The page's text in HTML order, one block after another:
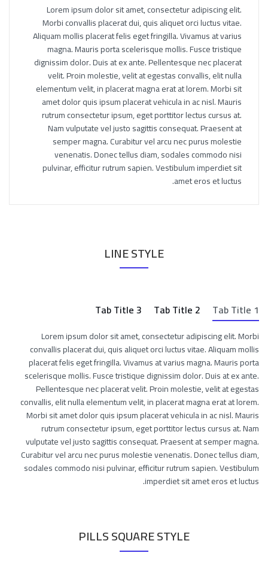
Lorem ipsum dolor sit amet, consectetur adipiscing elit.
Morbi convallis placerat dui, quis aliquet orci luctus vitae.
Aliquam mollis placerat felis eget fringilla. Vivamus at varius
magna. Mauris porta scelerisque mollis. Fusce tristique
dignissim dolor. Duis at ex ante. Pellentesque nec placerat
velit. Proin molestie, velit at egestas convallis, elit nulla
elementum velit, in placerat magna erat at lorem. Morbi sit
amet dolor quis ipsum placerat vehicula in ac nisl. Mauris
rutrum consectetur ipsum, eget porttitor lectus cursus at.
Nam vulputate vel justo sagittis consequat. Praesent at
semper magna. Curabitur vel arcu nec purus molestie
venenatis. Donec tellus diam, sodales commodo nisi
pulvinar, efficitur rutrum sapien. Vestibulum imperdiet sit
amet eros et luctus.
LINE STYLE
Tab Title 1
Tab Title 2
Tab Title 3
Lorem ipsum dolor sit amet, consectetur adipiscing elit. Morbi
convallis placerat dui, quis aliquet orci luctus vitae. Aliquam mollis
placerat felis eget fringilla. Vivamus at varius magna. Mauris porta
scelerisque mollis. Fusce tristique dignissim dolor. Duis at ex ante.
Pellentesque nec placerat velit. Proin molestie, velit at egestas
convallis, elit nulla elementum velit, in placerat magna erat at lorem.
Morbi sit amet dolor quis ipsum placerat vehicula in ac nisl. Mauris
rutrum consectetur ipsum, eget porttitor lectus cursus at. Nam
vulputate vel justo sagittis consequat. Praesent at semper magna.
Curabitur vel arcu nec purus molestie venenatis. Donec tellus diam,
sodales commodo nisi pulvinar, efficitur rutrum sapien. Vestibulum
imperdiet sit amet eros et luctus.
PILLS SQUARE STYLE